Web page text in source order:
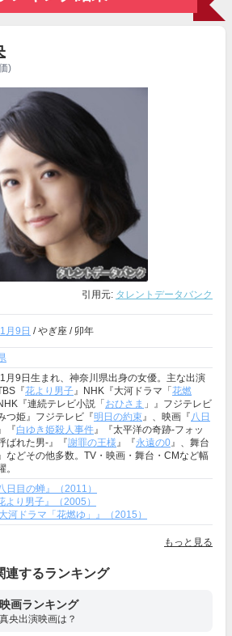
)
引用元: タレントデータバンク
1月9日 / やぎ座 / 卯年
月9日生まれ、神奈川県出身の女優。主な出演
『花より男子』NHK『大河ドラマ「 花燃
『連続テレビ小説「 おひさま 」』フジテレビ
つ姫』フジテレビ『明日の約束』、映画『八日
『白ゆき姫殺人事件』『太平洋の奇跡-フォッ
ばれた男-』『謝罪の王様』『永遠の0』、舞台
などその他多数。TV・映画・舞台・CMなど幅
。
日目の蝉』（2011）
より男子』（2005）
河ドラマ「花燃ゆ」』（2015）
もっと見る
連するランキング
画ランキング
央出演映画は？